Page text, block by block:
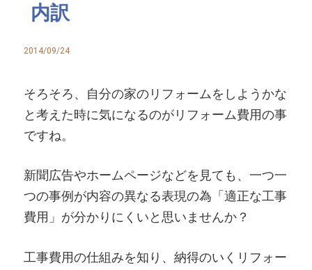
内訳
2014/09/24
そろそろ、自分の家のリフォームをしようかな
と考えた時に気になるのがリフォーム費用の事
ですね。
新聞広告やホームページなどを見ても、一つ一
つの事例が内容の異なる表現の為「適正な工事
費用」が分かりにくいと思いませんか？
工事費用の仕組みを知り、納得のいくリフォー